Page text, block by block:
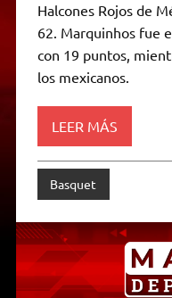
p
p
a
m
r
o
k
g
e
n
k
Halcones Rojos de
62. Marquinhos fue
con 19 puntos,
los mexicanos.
LEER MÁS
Basquet